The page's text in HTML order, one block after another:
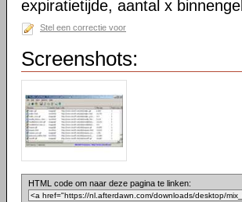
expiratietijde, aantal x
Stel een correctie voor
Screenshots:
HTML code om naar deze pagina te linken: